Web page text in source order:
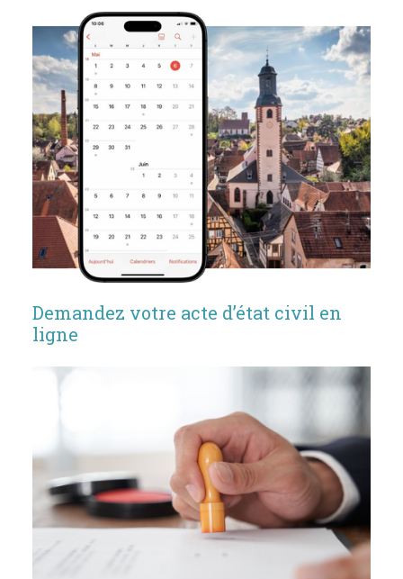
Demandez votre acte d’état civil en
ligne